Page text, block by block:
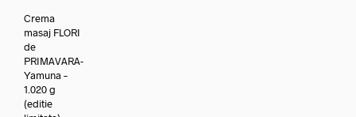
Crema
masaj FLORI
de
PRIMAVARA-
Yamuna –
1.020 g
(editie